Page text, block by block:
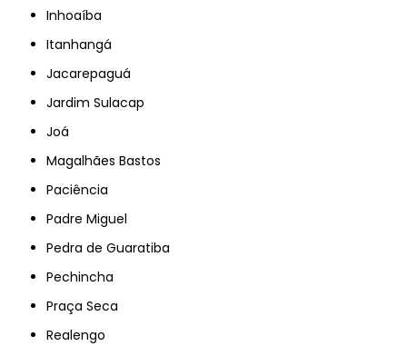
Inhoaíba
Itanhangá
Jacarepaguá
Jardim Sulacap
Joá
Magalhães Bastos
Paciência
Padre Miguel
Pedra de Guaratiba
Pechincha
Praça Seca
Realengo